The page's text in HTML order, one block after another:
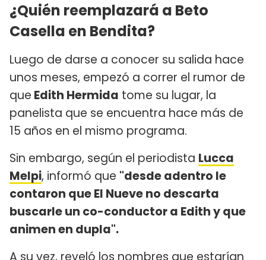
¿Quién reemplazará a Beto
Casella en Bendita?
Luego de darse a conocer su salida hace
unos meses, empezó a correr el rumor de
que Edith Hermida tome su lugar, la
panelista que se encuentra hace más de
15 años en el mismo programa.
Sin embargo, según el periodista Lucca
Melpi, informó que "desde adentro le
contaron que El Nueve no descarta
buscarle un co-conductor a Edith y que
animen en dupla".